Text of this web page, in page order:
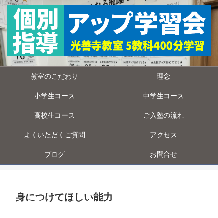
教室のこだわり 理念
小学生コース 中学生コース
高校生コース ご入塾の流れ
よくいただくご質問 アクセス
ブログ お問合せ
身につけてほしい能力